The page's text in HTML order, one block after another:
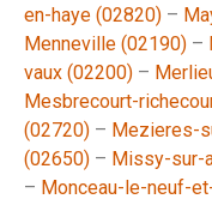
en-haye (02820) –
Menneville (02190) –
vaux (02200) –
Mesbrecourt-
(02720) – Mezieres-
(02650) – Missy-sur-
– Monceau-le-neuf-